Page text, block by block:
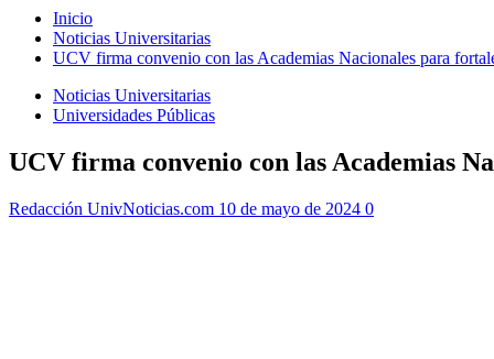
Inicio
Noticias Universitarias
UCV firma convenio con las Academias Nacionales para
Noticias Universitarias
Universidades Públicas
UCV firma convenio con las Academias
Redacción UnivNoticias.com 10 de mayo de 2024 0